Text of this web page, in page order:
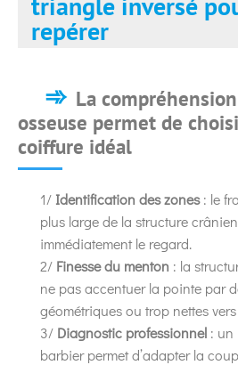
repérer
La
osseuse permet de
coiffure idéal
1/ Identification des zones: le
plus large de la structure
immédiatement le regard.
2/ Finesse du menton : la
ne pas accentuer la pointe par
géométriques ou trop nettes
3/ Diagnostic professionnel : un
barbier permet d’adapter la